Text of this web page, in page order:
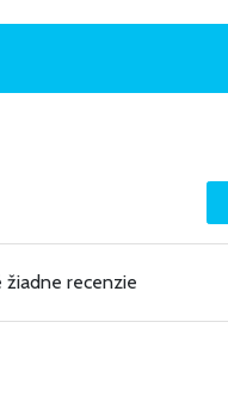
žiadne recenzie